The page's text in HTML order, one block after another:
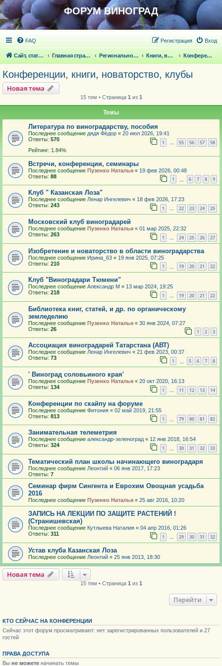
ФОРУМ ВИНОГРАД
FAQ Вход
Регистрация
Сайт, статьи Главная страница Региональное виноградарство Книги, выставки, конференции, клубы, новаторство Конференции, книги, новаторство, клубы
Конференции, книги, новаторство, клубы
Новая тема
15 тем • Страница 1 из 1
Темы
Литература по виноградарству, пособия
Последнее сообщение дядя Фёдор « 20 июл 2026, 19:41
Ответы: 570 1 … 55 56 57 58
Рейтинг: 1.84%
Встречи, конференции, семинары
Последнее сообщение Пузенко Наталья « 19 фев 2026, 00:48
Ответы: 88 1 6 7 8 9
Клуб " Казанская Лоза"
Последнее сообщение Ленар Ингелевич « 18 фев 2026, 17:23
Ответы: 243 1 … 22 23 24 25
Московский клуб виноградарей
Последнее сообщение Пузенко Наталья « 01 мар 2025, 22:32
Ответы: 263 1 … 24 25 26 27
Изобретение и новаторство в области виноградарства
Последнее сообщение Ирина_63 « 19 янв 2025, 07:25
Ответы: 210 1 19 20 21 22
Клуб "Виноградари Тюмени"
Последнее сообщение Александр М « 13 мар 2024, 19:25
Ответы: 218 1 … 19 20 21 22
Библиотека книг, статей, и др. по органическому
земледелию
Последнее сообщение Пузенко Наталья « 30 янв 2024, 07:27
Ответы: 26 1 2 3
Ассоциация виноградарей Татарстана (АВТ)
Последнее сообщение Ленар Ингелевич « 21 фев 2023, 00:37
Ответы: 73 1 5 6 7 8
' Виноград соловьиного края'
Последнее сообщение Пузенко Наталья « 20 окт 2020, 16:13
Ответы: 134 1 … 11 12 13 14
Конференции по скайпу на форуме
Последнее сообщение Фитония « 02 май 2019, 21:55
Ответы: 813 1 79 80 81 82
Занимательная телеметрия
Последнее сообщение александр-зеленоград« 12 янв 2018, 16:54
Ответы: 324 1 30 31 32 33
Тематический план школы начинающего виноградаря
Последнее сообщение Леонтий « 06 янв 2017, 17:23
Ответы: 7
Семинар фирм Сингента и Еврохим Овощная усадьба
2016
Последнее сообщение Пузенко Наталья « 25 авг 2016, 10:20
ЗАПИСЬ НА ЛЕКЦИИ ПО ЗАЩИТЕ РАСТЕНИЙ !
(Странишевская)
Последнее сообщение Кутлыева Наталия « 04 апр 2016, 01:26
Ответы: 311 1 … 29 30 31 32
Устав клуба Казанская Лоза
Последнее сообщение Леонтий « 25 янв 2013, 18:30
Новая тема
15 тем • Страница 1 из 1
Перейти
КТО СЕЙЧАС НА КОНФЕРЕНЦИИ
Сейчас этот форум просматривают: нет зарегистрированных пользователей и 27
гостей
ПРАВА ДОСТУПА
Вы не можете начинать темы